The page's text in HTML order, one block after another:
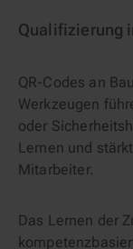
Qualifizierung
QR-Codes an
Werkzeugen
oder
Lernen und
Mitarbeiter.
Das Lernen der